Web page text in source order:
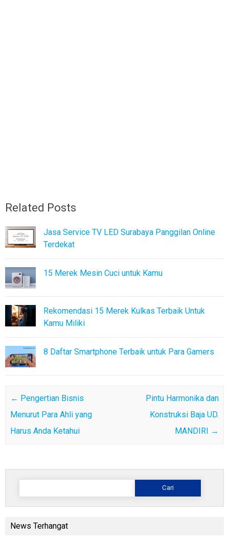
Related Posts
Jasa Service TV LED Surabaya Panggilan Online
Terdekat
15 Merek Mesin Cuci untuk Kamu
Rekomendasi 15 Merek Kulkas Terbaik Untuk
Kamu Miliki
8 Daftar Smartphone Terbaik untuk Para Gamers
Post navigation
← Pengertian Bisnis
Menurut Para Ahli yang
Harus Anda Ketahui
Pintu Harmonika dan
Konstruksi Baja UD.
MANDIRI
→
Cari
News Terhangat